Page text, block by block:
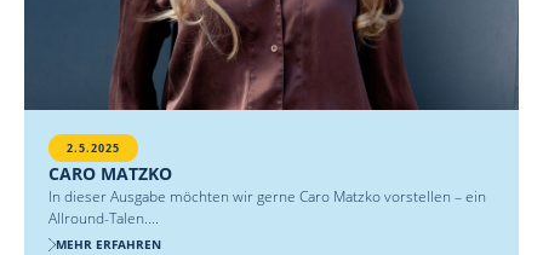
2.5.2025
CARO MATZKO
In dieser Ausgabe möchten wir gerne Caro Matzko vorstellen – ein
Allround-Talen....
MEHR ERFAHREN